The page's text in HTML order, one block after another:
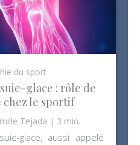
du sport
glace : rôle de
chez le sportif
Tejada 3 min.
glace, aussi appelé